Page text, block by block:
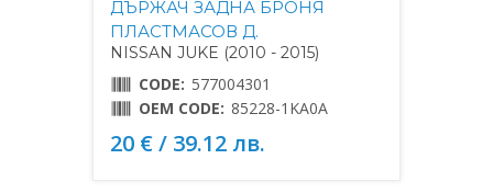
ДЪРЖАЧ ЗАДНА БРОНЯ
ПЛАСТМАСОВ Д.
NISSAN JUKE (2010 - 2015)
CODE: 577004301
OEM CODE: 85228-1KA0A
20 € / 39.12 лв.